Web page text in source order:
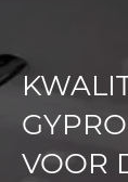
VOOR